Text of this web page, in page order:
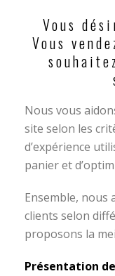
Vous
Vous
Nous vous
site selon les
d’expérience
panier et
Ensemble, nous
clients selon
proposons la
Présentation